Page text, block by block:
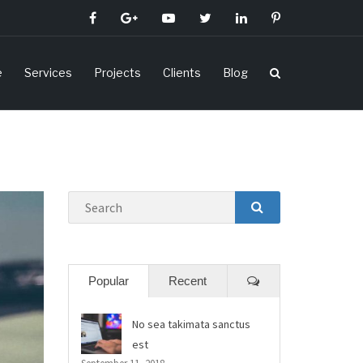
Services Projects Clients Blog
Search
SEARCH
Popular Recent Comments
No sea takimata sanctus
est